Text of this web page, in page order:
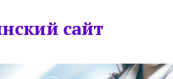
сайт